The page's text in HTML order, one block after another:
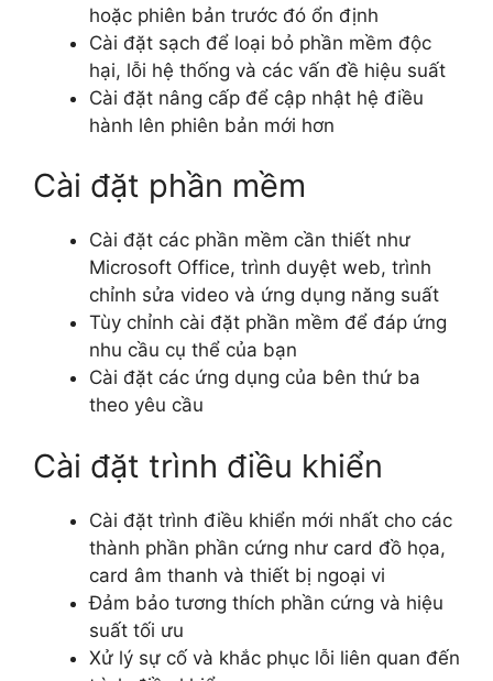
hoặc phiên bản trước đó ổn định
Cài đặt sạch để loại bỏ phần mềm độc
hại, lỗi hệ thống và các vấn đề hiệu suất
Cài đặt nâng cấp để cập nhật hệ điều
hành lên phiên bản mới hơn
Cài đặt phần mềm
Cài đặt các phần mềm cần thiết như
Microsoft Office, trình duyệt web, trình
chỉnh sửa video và ứng dụng năng suất
Tùy chỉnh cài đặt phần mềm để đáp ứng
nhu cầu cụ thể của bạn
Cài đặt các ứng dụng của bên thứ ba
theo yêu cầu
Cài đặt trình điều khiển
Cài đặt trình điều khiển mới nhất cho các
thành phần phần cứng như card đồ họa,
card âm thanh và thiết bị ngoại vi
Đảm bảo tương thích phần cứng và hiệu
suất tối ưu
Xử lý sự cố và khắc phục lỗi liên quan đến